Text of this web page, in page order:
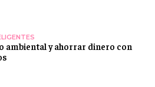
ambiental y ahorrar dinero con